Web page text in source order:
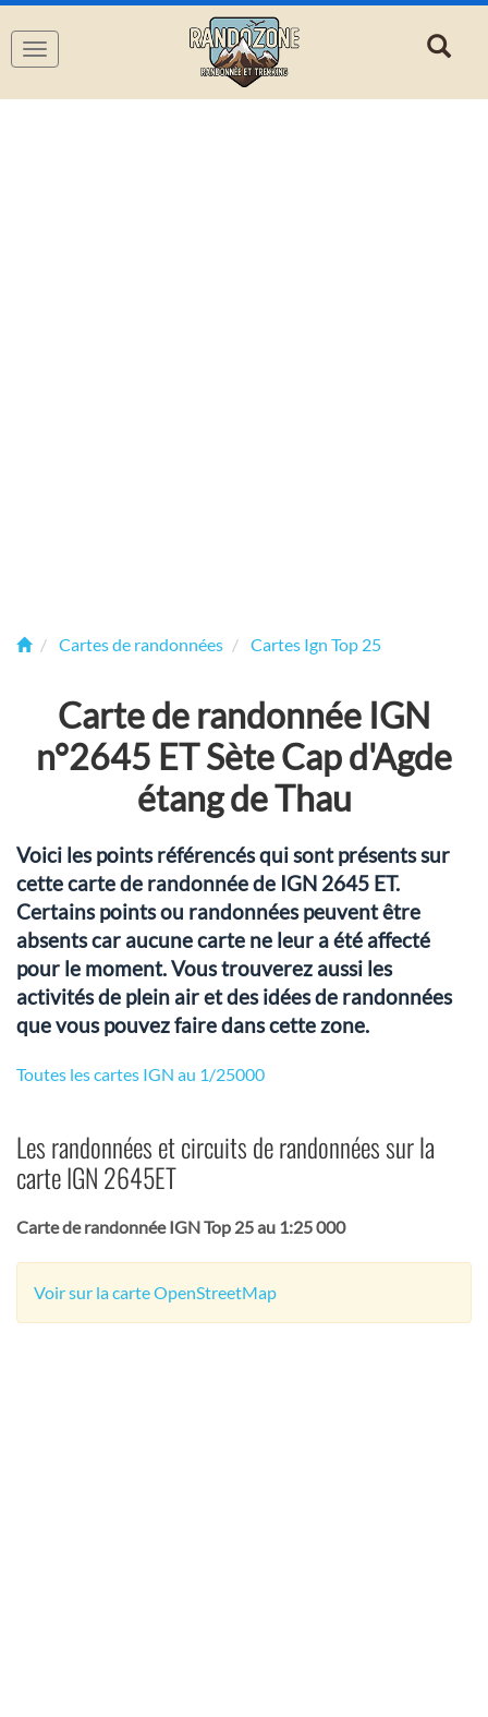
Navigation
Cartes de randonnées Cartes Ign Top 25
Carte de randonnée IGN
n°2645 ET Sète Cap d'Agde
étang de Thau
Voici les points référencés qui sont présents sur
cette carte de randonnée de IGN 2645 ET.
Certains points ou randonnées peuvent être
absents car aucune carte ne leur a été affecté
pour le moment. Vous trouverez aussi les
activités de plein air et des idées de randonnées
que vous pouvez faire dans cette zone.
Toutes les cartes IGN au 1/25000
Les randonnées et circuits de randonnées sur la
carte IGN 2645ET
Carte de randonnée IGN Top 25 au 1:25 000
Voir sur la carte OpenStreetMap